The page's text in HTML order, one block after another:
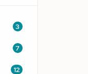
3
7
12